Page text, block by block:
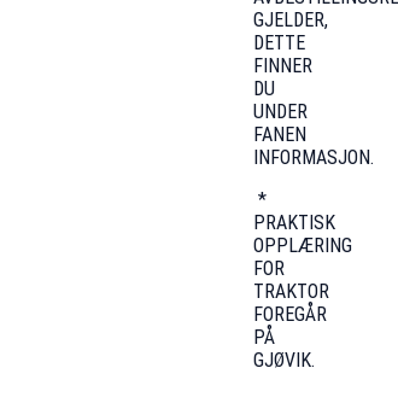
GJELDER,
DETTE
FINNER
DU
UNDER
FANEN
INFORMASJON.
*
PRAKTISK
OPPLÆRING
FOR
TRAKTOR
FOREGÅR
PÅ
GJØVIK.